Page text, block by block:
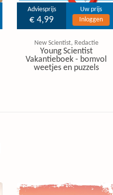
Adviesprijs
€ 4,99
Uw prijs
Inloggen
New Scientist, Redactie
Young Scientist
Vakantieboek - bomvol
weetjes en puzzels